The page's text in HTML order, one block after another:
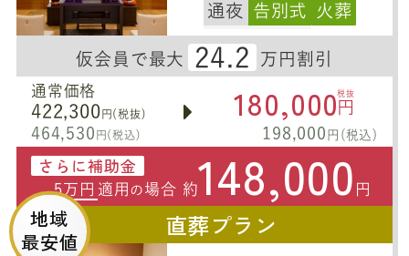
通夜 告別式 火葬
仮会員で最大 24.2 万円割引
通常価格
422,300 円(税抜)
464,530 円(税込)
180,000税抜
円
198,000 円(税込)
さらに補助金
5万円 適用 の 場合 約148,000 円
地域
最安値
直葬プラン